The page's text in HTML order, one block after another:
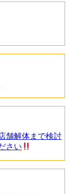
舗解体まで検討
さい